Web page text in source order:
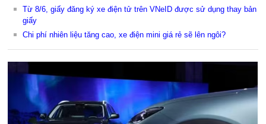
Từ 8/6, giấy đăng ký xe điện tử trên VNeID được sử dụng thay bản
giấy
Chi phí nhiên liệu tăng cao, xe điện mini giá rẻ sẽ lên ngôi?